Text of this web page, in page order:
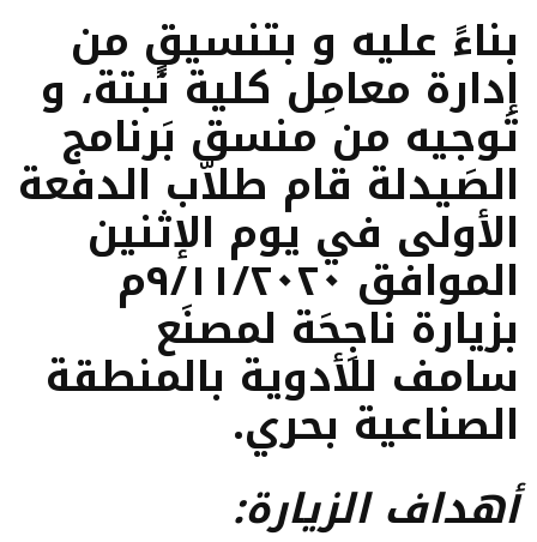
بناءً عليه و بتنسيقٍ من
إدارة معامِل كلية نَبتة، و
تَوجيه من منسق بَرنامج
الصَيدلة قام طلاّب الدفعة
الأولى في يوم الإثنين
الموافق ٩/١١/٢٠٢٠م
بزيارة ناجِحَة لمصنَع
سامف للأدوية بالمنطقة
الصناعية بحري.
أهداف الزيارة: